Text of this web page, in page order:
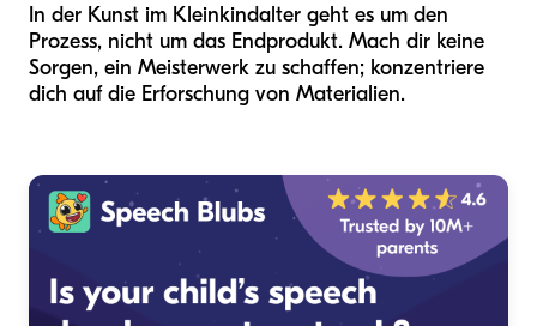
In der Kunst im Kleinkindalter geht es um den
Prozess, nicht um das Endprodukt. Mach dir keine
Sorgen, ein Meisterwerk zu schaffen; konzentriere
dich auf die Erforschung von Materialien.